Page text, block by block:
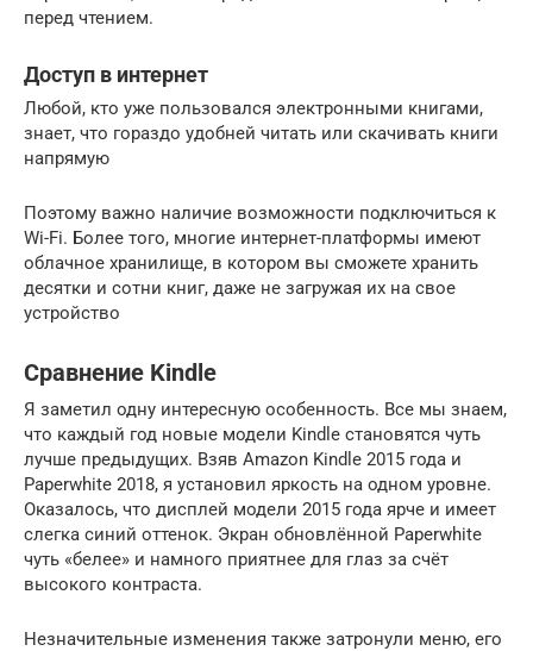
перед чтением.
Доступ в интернет
Любой, кто уже пользовался электронными книгами,
знает, что гораздо удобней читать или скачивать книги
напрямую
Поэтому важно наличие возможности подключиться к
Wi-Fi. Более того, многие интернет-платформы имеют
облачное хранилище, в котором вы сможете хранить
десятки и сотни книг, даже не загружая их на свое
устройство
Сравнение Kindle
Я заметил одну интересную особенность. Все мы знаем,
что каждый год новые модели Kindle становятся чуть
лучше предыдущих. Взяв Amazon Kindle 2015 года и
Paperwhite 2018, я установил яркость на одном уровне.
Оказалось, что дисплей модели 2015 года ярче и имеет
слегка синий оттенок. Экран обновлённой Paperwhite
чуть «белее» и намного приятнее для глаз за счёт
высокого контраста.
Незначительные изменения также затронули меню, его